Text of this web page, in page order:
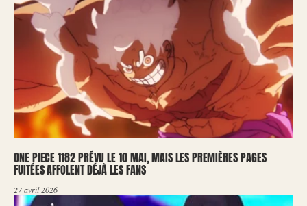
ONE PIECE 1182 PRÉVU LE 10 MAI, MAIS LES PREMIÈRES PAGES
FUITÉES AFFOLENT DÉJÀ LES FANS
27 avril 2026